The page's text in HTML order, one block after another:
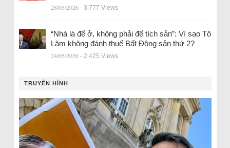
28/05/2026 - 3.777 Views
“Nhà là để ở, không phải để tích sản”: Vì sao Tô
Lâm không đánh thuế Bất Động sản thứ 2?
24/05/2026 - 2.425 Views
TRUYỀN HÌNH